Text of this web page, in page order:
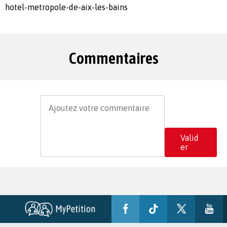
hotel-metropole-de-aix-les-bains
Commentaires
Valid
er